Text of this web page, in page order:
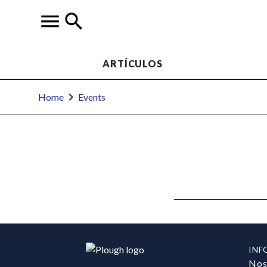
ARTÍCULOS
Home Events